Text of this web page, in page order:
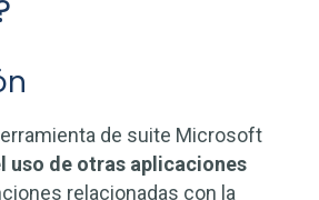
de suite Microsoft
uso de otras aplicaciones
relacionadas con la